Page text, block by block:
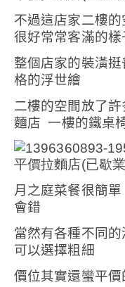
不過這店家二樓
很好常常客滿的樣
整個店家的裝潢
格的浮世繪
二樓的空間放了
麵店 一樓的鐵桌
月之庭菜餐很簡單
會錯
當然有各種不同的
可以選擇粗細
價位其實還蠻平價